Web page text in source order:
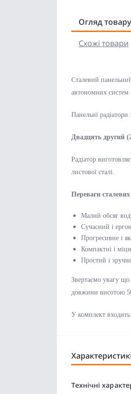
Огляд товару
Схожі товари
Сталевий
автономних систем
Панельні
Двадцять другий
Радіатор
листової сталі.
Переваги
Малий обсяг
Сучасний і
Прогресивне і
Компактні і
Простий і
Звертаємо увагу
довжини висотою
У комплект
Технічні